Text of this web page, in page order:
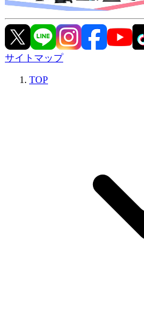
サイトマップ
TOP